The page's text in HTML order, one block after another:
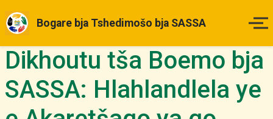
Bogare bja Tshedimošo bja SASSA
Legae
Matšatšikgwedi a Tefo
Dikhoutu tša Boemo bja
SASSA: Hlahlandlela ye